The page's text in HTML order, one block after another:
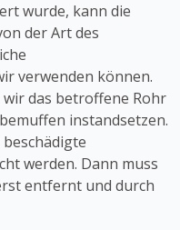
wurde, kann die
der Art des
verwenden können.
das betroffene Rohr
instandsetzen.
werden. Dann muss
entfernt und durch